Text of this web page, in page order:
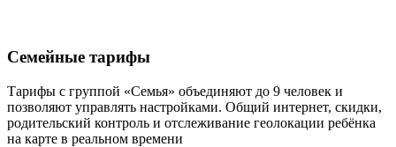
Семейные тарифы
Тарифы с группой «Семья» объединяют до 9 человек и
позволяют управлять настройками. Общий интернет, скидки,
родительский контроль и отслеживание геолокации ребёнка
на карте в реальном времени